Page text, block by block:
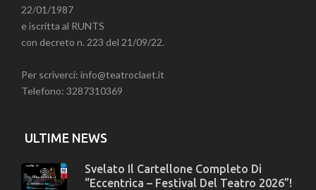
22/01/1987
e iscritta al RUNTS
con decreto n. 223 del 21/09/22.
Per scriverci: info@teatroclaet.it
Telefono: 3287310369
ULTIME NEWS
Svelato Il Cartellone Completo Di
“Eccentrica – Festival Del Teatro 2026”!